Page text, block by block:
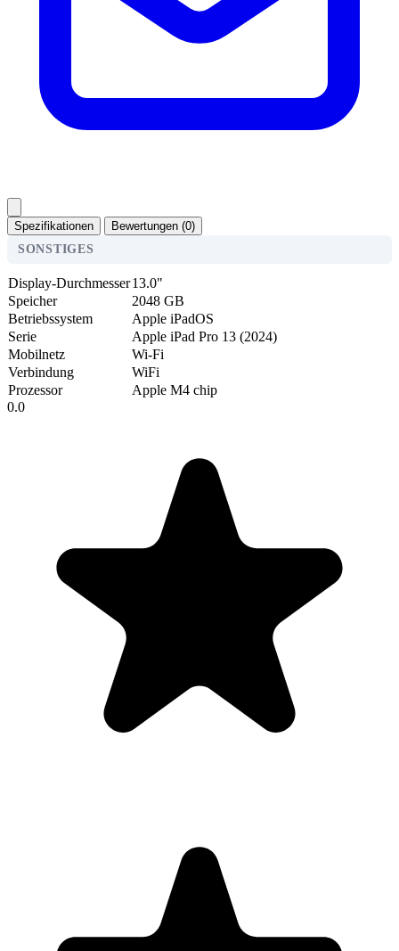
Spezifikationen
Bewertungen (0)
SONSTIGES
Display-Durchmesser13.0"
Speicher
2048 GB
Betriebssystem
Apple iPadOS
Serie
Apple iPad Pro 13 (2024)
Mobilnetz
Wi-Fi
Verbindung
WiFi
Prozessor
Apple M4 chip
0.0